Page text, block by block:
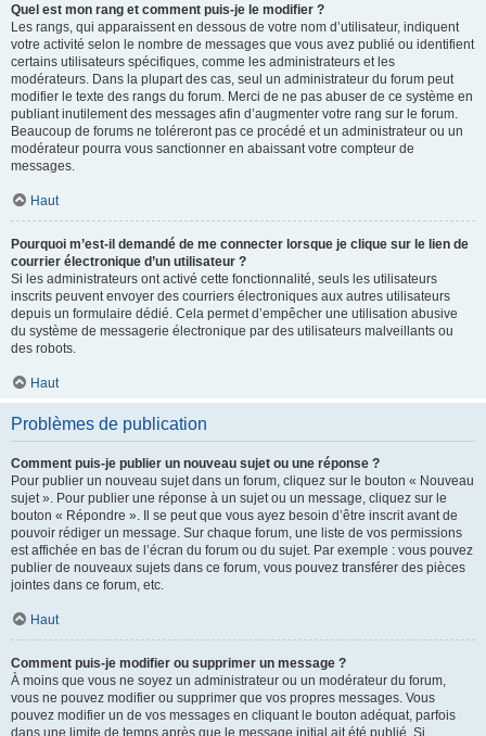
Quel est mon rang et comment puis-je le modifier ?
Les rangs, qui apparaissent en dessous de votre nom d’utilisateur, indiquent
votre activité selon le nombre de messages que vous avez publié ou identifient
certains utilisateurs spécifiques, comme les administrateurs et les
modérateurs. Dans la plupart des cas, seul un administrateur du forum peut
modifier le texte des rangs du forum. Merci de ne pas abuser de ce système en
publiant inutilement des messages afin d’augmenter votre rang sur le forum.
Beaucoup de forums ne toléreront pas ce procédé et un administrateur ou un
modérateur pourra vous sanctionner en abaissant votre compteur de
messages.
Haut
Pourquoi m’est-il demandé de me connecter lorsque je clique sur le lien de
courrier électronique d’un utilisateur ?
Si les administrateurs ont activé cette fonctionnalité, seuls les utilisateurs
inscrits peuvent envoyer des courriers électroniques aux autres utilisateurs
depuis un formulaire dédié. Cela permet d’empêcher une utilisation abusive
du système de messagerie électronique par des utilisateurs malveillants ou
des robots.
Haut
Problèmes de publication
Comment puis-je publier un nouveau sujet ou une réponse ?
Pour publier un nouveau sujet dans un forum, cliquez sur le bouton « Nouveau
sujet ». Pour publier une réponse à un sujet ou un message, cliquez sur le
bouton « Répondre ». Il se peut que vous ayez besoin d’être inscrit avant de
pouvoir rédiger un message. Sur chaque forum, une liste de vos permissions
est affichée en bas de l’écran du forum ou du sujet. Par exemple : vous pouvez
publier de nouveaux sujets dans ce forum, vous pouvez transférer des pièces
jointes dans ce forum, etc.
Haut
Comment puis-je modifier ou supprimer un message ?
À moins que vous ne soyez un administrateur ou un modérateur du forum,
vous ne pouvez modifier ou supprimer que vos propres messages. Vous
pouvez modifier un de vos messages en cliquant le bouton adéquat, parfois
dans une limite de temps après que le message initial ait été publié. Si